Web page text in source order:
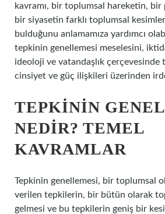
kavramı, bir toplumsal hareketin,
bir siyasetin farklı toplumsal
bulduğunu anlamamıza yardımcı
tepkinin genellemesi meselesini,
ideoloji ve vatandaşlık çerçevesinde
cinsiyet ve güç ilişkileri üzerinden
TEPKININ
NEDIR? TEMEL
KAVRAMLAR
Tepkinin genellemesi, bir toplumsal
verilen tepkilerin, bir bütün olarak
gelmesi ve bu tepkilerin geniş bir